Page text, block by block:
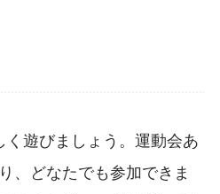
遊びましょう。運動会あ
、どなたでも参加できま